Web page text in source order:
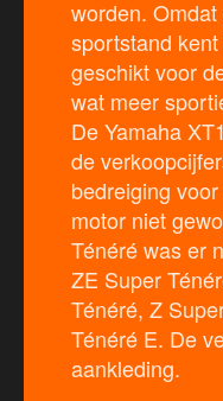
worden.
sportstand
geschikt voor
wat meer
De Yamaha
de
bedreiging
motor niet
Ténéré was er
ZE Super
Ténéré, Z
Ténéré E. De
aankleding.